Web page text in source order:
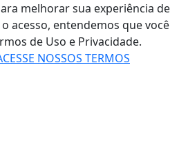
melhorar sua experiência de
acesso, entendemos que você
de Uso e Privacidade.
NOSSOS TERMOS